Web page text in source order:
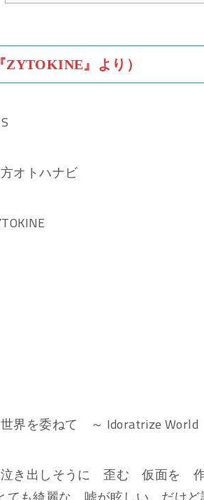
』より）
オトハナビ
世界を委ねて ～ Idoratrize World
泣き出しそうに 歪む 仮面を